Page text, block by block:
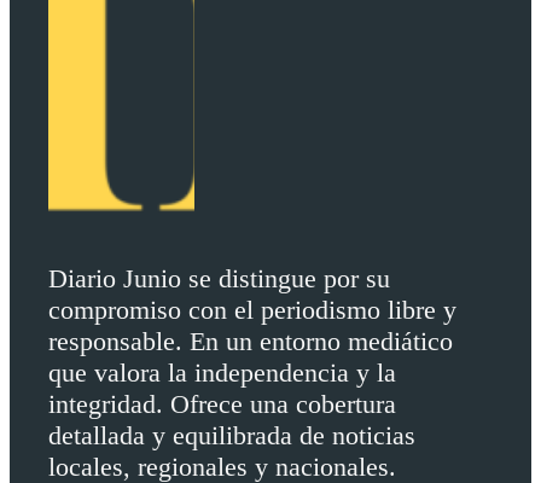
Diario Junio se distingue por su
compromiso con el periodismo libre y
responsable. En un entorno mediático
que valora la independencia y la
integridad. Ofrece una cobertura
detallada y equilibrada de noticias
locales, regionales y nacionales.